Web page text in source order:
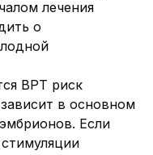
лечения
о
ВРТ риск
в основном
Если